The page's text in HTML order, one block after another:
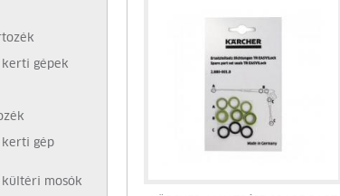
gépek
kerti gép
mosók